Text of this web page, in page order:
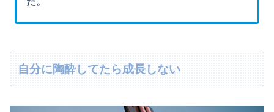
自分に陶酔してたら成長しない